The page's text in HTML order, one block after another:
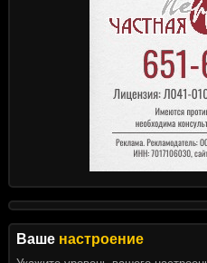
Ваше настроение